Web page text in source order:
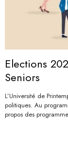
Elections
Seniors
L’Université de
politiques. Au
propos des